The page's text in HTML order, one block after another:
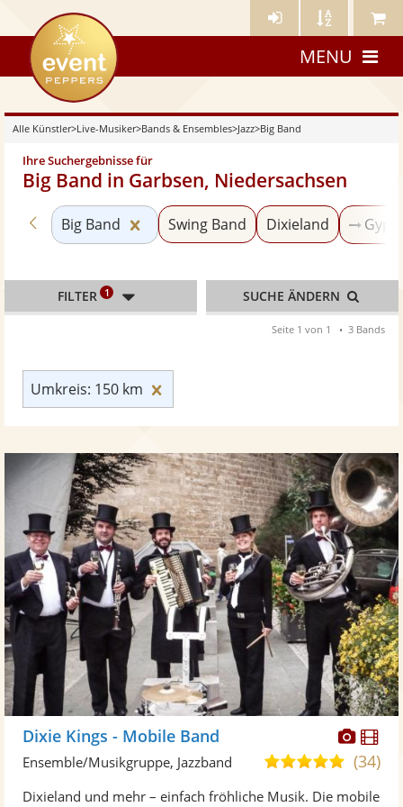
Künstler- Künstler Meine
eventpeppers
MENU
Alle Künstler>Live-Musiker>Bands & Ensembles>Jazz>Big Band
Ihre Suchergebnisse für
Big Band in Garbsen, Niedersachsen
Zurück zu «Jazz»
Big Band Kategorie «Big Band» zurücksetzen
Swing Band Dixieland
Umkreis: 150 km
FILTER 1 SUCHE ÄNDERN
Seite 1 von 1 3 Bands
Fotos
Dixie Kings - Mobile Band
5,0(34)
Ensemble/Musikgruppe, Jazzband
Dixieland und mehr – einfach fröhliche Musik. Die mobile